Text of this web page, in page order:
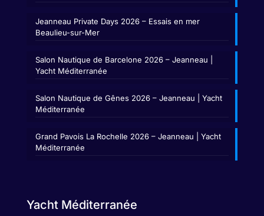
Jeanneau Private Days 2026 – Essais en mer
Beaulieu-sur-Mer
Salon Nautique de Barcelone 2026 – Jeanneau |
Yacht Méditerranée
Salon Nautique de Gênes 2026 – Jeanneau | Yacht
Méditerranée
Grand Pavois La Rochelle 2026 – Jeanneau | Yacht
Méditerranée
Yacht Méditerranée